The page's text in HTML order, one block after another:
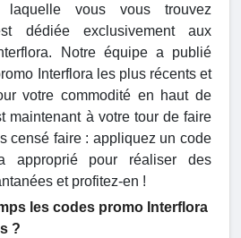
vous vous trouvez
dédiée exclusivement aux
Notre équipe a publié
Interflora les plus récents et
votre commodité en haut de
maintenant à votre tour de faire
censé faire : appliquez un code
approprié pour réaliser des
et profitez-en !
les codes promo Interflora
?